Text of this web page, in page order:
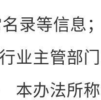
录等信息
行业主管部
本办法所称